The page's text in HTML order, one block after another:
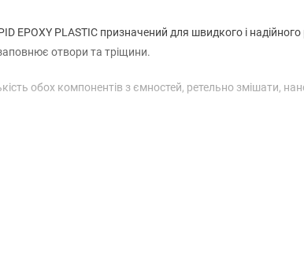
EPOXY PLASTIC призначений для швидкого і
отвори та тріщини.
обох компонентів з ємностей, ретельно змішати,